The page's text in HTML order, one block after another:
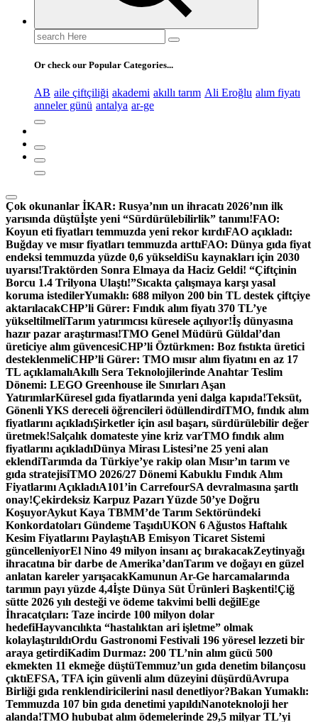
Search
for:
Or check our Popular Categories...
AB aile çiftçiliği akademi akıllı tarım Ali Eroğlu alım fiyatı
anneler günü antalya ar-ge
Çok okunanlar İKAR: Rusya’nın un ihracatı 2026’nın ilk
yarısında düştüİşte yeni “Sürdürülebilirlik” tanımı!FAO:
Koyun eti fiyatları temmuzda yeni rekor kırdıFAO açıkladı:
Buğday ve mısır fiyatları temmuzda arttıFAO: Dünya gıda fiyat
endeksi temmuzda yüzde 0,6 yükseldiSu kaynakları için 2030
uyarısı!Traktörden Sonra Elmaya da Haciz Geldi! “Çiftçinin
Borcu 1.4 Trilyona Ulaştı!”Sıcakta çalışmaya karşı yasal
koruma istedilerYumaklı: 688 milyon 200 bin TL destek çiftçiye
aktarılacakCHP’li Gürer: Fındık alım fiyatı 370 TL’ye
yükseltilmeliTarım yatırımcısı küresele açılıyor!İş dünyasına
hazır pazar araştırması!TMO Genel Müdürü Güldal’dan
üreticiye alım güvencesiCHP’li Öztürkmen: Boz fıstıkta üretici
desteklenmeliCHP’li Gürer: TMO mısır alım fiyatını en az 17
TL açıklamalıAkıllı Sera Teknolojilerinde Anahtar Teslim
Dönemi: LEGO Greenhouse ile Sınırları Aşan
YatırımlarKüresel gıda fiyatlarında yeni dalga kapıda!Teksüt,
Gönenli YKS dereceli öğrencileri ödüllendirdiTMO, fındık alım
fiyatlarını açıkladıŞirketler için asıl başarı, sürdürülebilir değer
üretmek!Salçalık domateste yine kriz varTMO fındık alım
fiyatlarını açıkladıDünya Mirası Listesi’ne 25 yeni alan
eklendiTarımda da Türkiye’ye rakip olan Mısır’ın tarım ve
gıda stratejisiTMO 2026/27 Dönemi Kabuklu Fındık Alım
Fiyatlarını AçıkladıA101’in CarrefourSA devralmasına şartlı
onay!Çekirdeksiz Karpuz Pazarı Yüzde 50’ye Doğru
KoşuyorAykut Kaya TBMM’de Tarım Sektöründeki
Konkordatoları Gündeme TaşıdıUKON 6 Ağustos Haftalık
Kesim Fiyatlarını PaylaştıAB Emisyon Ticaret Sistemi
güncelleniyorEl Nino 49 milyon insanı aç bırakacakZeytinyağı
ihracatına bir darbe de Amerika’danTarım ve doğayı en güzel
anlatan kareler yarışacakKamunun Ar-Ge harcamalarında
tarımın payı yüzde 4,4İşte Dünya Süt Ürünleri Başkenti!Çiğ
sütte 2026 yılı desteği ve ödeme takvimi belli değilEge
İhracatçıları: Taze incirde 100 milyon dolar
hedefiHayvancılıkta “hastalıktan ari işletme” olmak
kolaylaştırıldıOrdu Gastronomi Festivali 196 yöresel lezzeti bir
araya getirdiKadim Durmaz: 200 TL’nin alım gücü 500
ekmekten 11 ekmeğe düştüTemmuz’un gıda denetim bilançosu
çıktıEFSA, TFA için güvenli alım düzeyini düşürdüAvrupa
Birliği gıda renklendiricilerini nasıl denetliyor?Bakan Yumaklı:
Temmuzda 107 bin gıda denetimi yapıldıNanoteknoloji her
alanda!TMO hububat alım ödemelerinde 29,5 milyar TL’yi